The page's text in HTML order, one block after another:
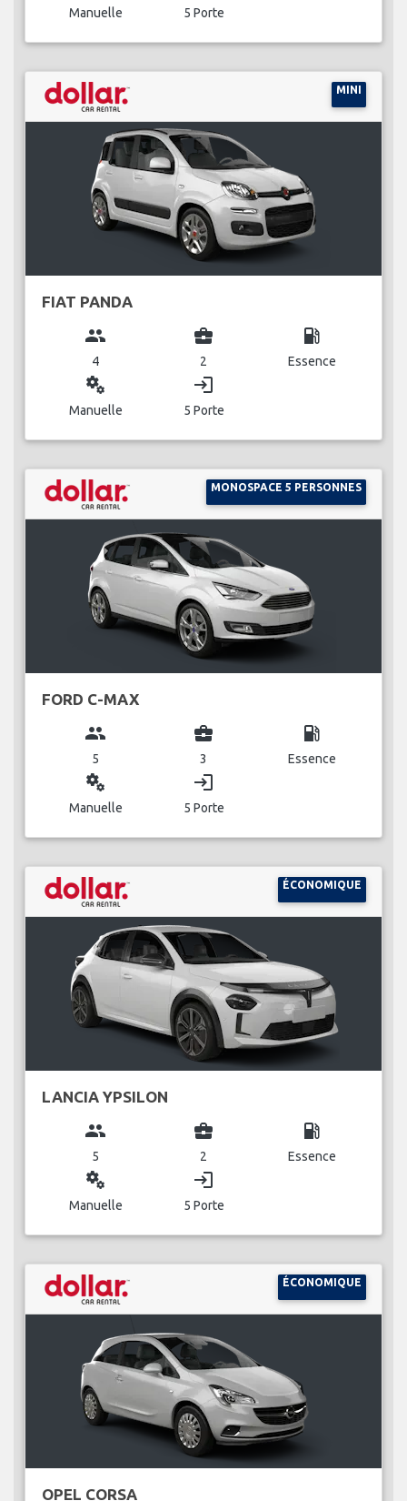
Manuelle 5 Porte
MINI
FIAT PANDA
group
4
business_center
2
local_gas_station
Essence
miscellaneous_services
Manuelle
login
5 Porte
MONOSPACE 5 PERSONNES
FORD C-MAX
group
5
business_center
3
local_gas_station
Essence
miscellaneous_services
Manuelle
login
5 Porte
ÉCONOMIQUE
LANCIA YPSILON
group
5
business_center
2
local_gas_station
Essence
miscellaneous_services
Manuelle
login
5 Porte
ÉCONOMIQUE
OPEL CORSA